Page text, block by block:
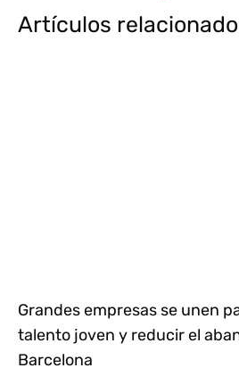
Artículos
Grandes empresas se unen
talento joven y reducir el
Barcelona